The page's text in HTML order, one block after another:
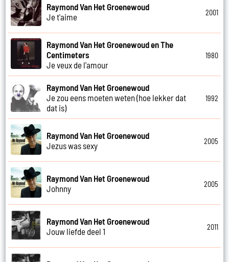
Raymond Van Het Groenewoud
Je t'aime
2001
Raymond Van Het Groenewoud en The
Centimeters
Je veux de l'amour
1980
Raymond Van Het Groenewoud
Je zou eens moeten weten (hoe lekker dat
dat is)
1992
Raymond Van Het Groenewoud
Jezus was sexy
2005
Raymond Van Het Groenewoud
Johnny
2005
Raymond Van Het Groenewoud
Jouw liefde deel 1
2011